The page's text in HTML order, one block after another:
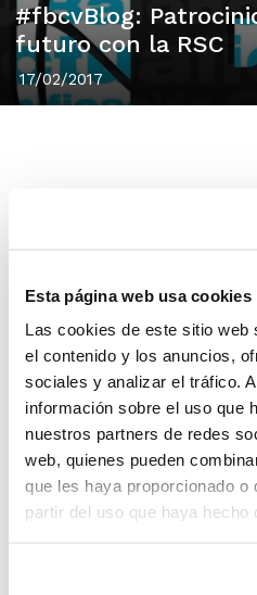
Esta página web usa cookies
Las cookies de este sitio web
el contenido y los anuncios,
sociales y analizar el tráfico.
información sobre el uso que
nuestros partners de redes
web, quienes pueden
que les haya proporcionado o
partir del uso que haya hecho
#fbcvBlog:
futuro con la RSC
17/02/2017
#fbcvBlog aborda en un
creciente importancia de la
Corporativa (RSC) en la
En el artículo se cuenta con
los clubes de la Comunidad
tradicionalmente con la
Baloncesto La Vila,
Baloncesto Alginet.
En esta nueva entrada en el
temporadas al tiempo que